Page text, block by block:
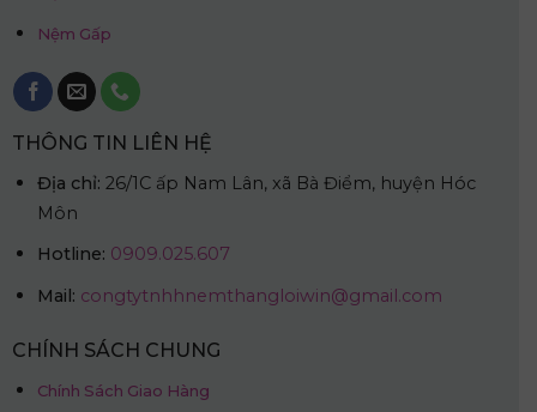
Nệm Gấp
THÔNG TIN LIÊN HỆ
Địa chỉ: 26/1C ấp Nam Lân, xã Bà Điểm, huyện Hóc
Môn
Hotline: 0909.025.607
Mail: congtytnhhnemthangloiwin@gmail.com
CHÍNH SÁCH CHUNG
Chính Sách Giao Hàng